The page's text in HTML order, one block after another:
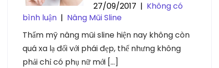
27/09/2017 | Không có
bình luận | Nâng Mũi Sline
Thẩm mỹ nâng mũi sline hiện nay không còn
quá xa lạ đối với phái đẹp, thế nhưng không
phải chỉ có phụ nữ mới […]